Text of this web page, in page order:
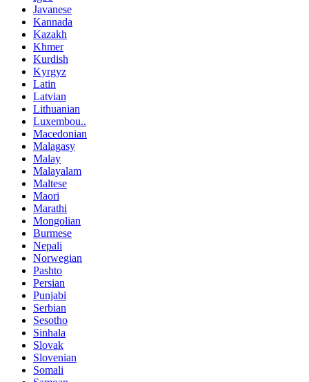
Javanese
Kannada
Kazakh
Khmer
Kurdish
Kyrgyz
Latin
Latvian
Lithuanian
Luxembou..
Macedonian
Malagasy
Malay
Malayalam
Maltese
Maori
Marathi
Mongolian
Burmese
Nepali
Norwegian
Pashto
Persian
Punjabi
Serbian
Sesotho
Sinhala
Slovak
Slovenian
Somali